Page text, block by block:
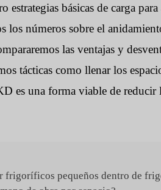
estrategias básicas de carga
los números sobre el
las ventajas y
tácticas como llenar los
es una forma viable de reducir
frigoríficos pequeños dentro de